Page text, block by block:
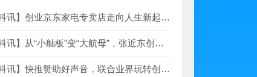
【科讯】创业京东家电专卖店走向人生新起点 他们的故事你值得拥有
【科讯】从“小舢板”变“大航母”，张近东创业28年的坚守与革新
【科讯】快推赞助好声音，联合业界玩转创业、创投、SaaS、营销圈